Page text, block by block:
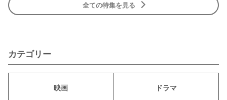
全ての特集を見る
カテゴリー
映画 ドラマ